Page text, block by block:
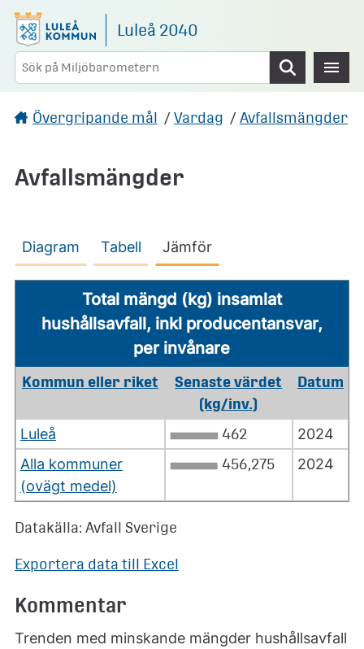
Gå direkt till sidans innehåll
Luleå 2040
Sök
Övergripande mål /Vardag /Avfallsmängder
Avfallsmängder
Diagram Tabell Jämför
Total mängd (kg) insamlat
hushållsavfall, inkl producentansvar,
per invånare
Kommun eller riket
Senaste värdet
(kg/inv.)
Datum
Luleå 462
2024
Alla kommuner
(ovägt medel)
456,275 2024
Datakälla: Avfall Sverige
Exportera data till Excel
Kommentar
Trenden med minskande mängder hushållsavfall